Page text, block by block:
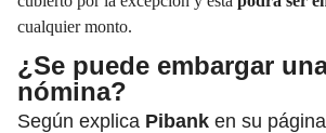
cualquier monto.
¿Se puede embargar
nómina?
Según explica Pibank en su